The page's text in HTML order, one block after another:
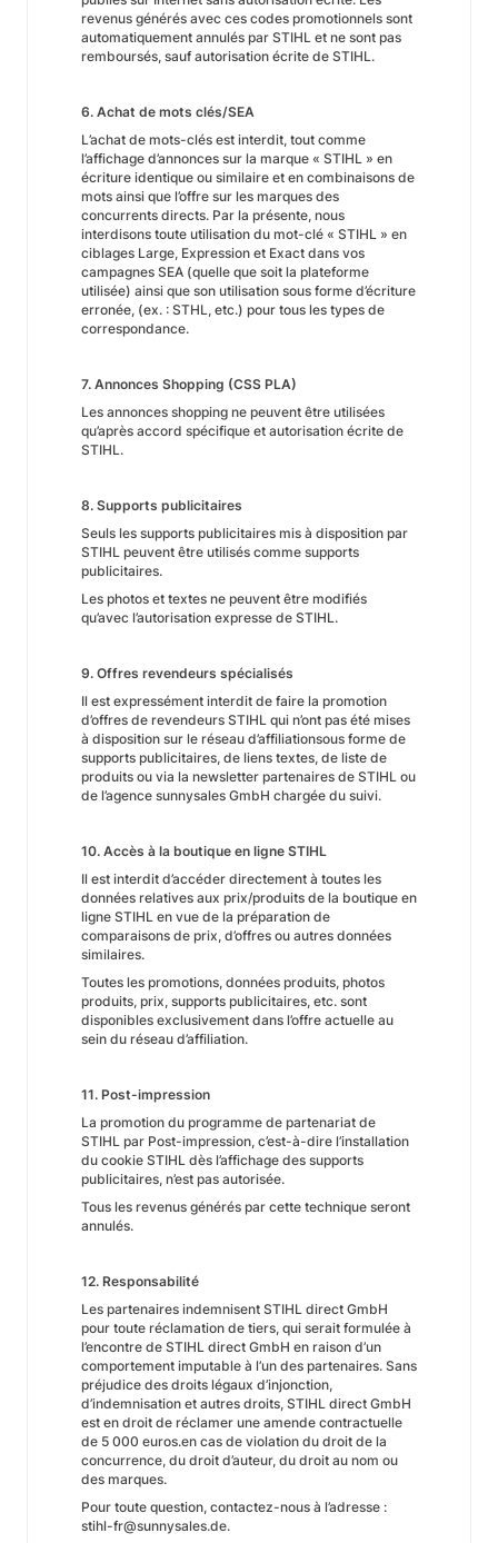
revenus générés avec ces codes promotionnels sont
automatiquement annulés par STIHL et ne sont pas
remboursés, sauf autorisation écrite de STIHL.
6. Achat de mots clés/SEA
L’achat de mots-clés est interdit, tout comme
l’affichage d’annonces sur la marque « STIHL » en
écriture identique ou similaire et en combinaisons de
mots ainsi que l’offre sur les marques des
concurrents directs. Par la présente, nous
interdisons toute utilisation du mot-clé « STIHL » en
ciblages Large, Expression et Exact dans vos
campagnes SEA (quelle que soit la plateforme
utilisée) ainsi que son utilisation sous forme d’écriture
erronée, (ex. : STHL, etc.) pour tous les types de
correspondance.
7. Annonces Shopping (CSS PLA)
Les annonces shopping ne peuvent être utilisées
qu’après accord spécifique et autorisation écrite de
STIHL.
8. Supports publicitaires
Seuls les supports publicitaires mis à disposition par
STIHL peuvent être utilisés comme supports
publicitaires.
Les photos et textes ne peuvent être modifiés
qu’avec l’autorisation expresse de STIHL.
9. Offres revendeurs spécialisés
Il est expressément interdit de faire la promotion
d’offres de revendeurs STIHL qui n’ont pas été mises
à disposition sur le réseau d’affiliationsous forme de
supports publicitaires, de liens textes, de liste de
produits ou via la newsletter partenaires de STIHL ou
de l’agence sunnysales GmbH chargée du suivi.
10. Accès à la boutique en ligne STIHL
Il est interdit d’accéder directement à toutes les
données relatives aux prix/produits de la boutique en
ligne STIHL en vue de la préparation de
comparaisons de prix, d’offres ou autres données
similaires.
Toutes les promotions, données produits, photos
produits, prix, supports publicitaires, etc. sont
disponibles exclusivement dans l’offre actuelle au
sein du réseau d’affiliation.
11. Post-impression
La promotion du programme de partenariat de
STIHL par Post-impression, c’est-à-dire l’installation
du cookie STIHL dès l’affichage des supports
publicitaires, n’est pas autorisée.
Tous les revenus générés par cette technique seront
annulés.
12. Responsabilité
Les partenaires indemnisent STIHL direct GmbH
pour toute réclamation de tiers, qui serait formulée à
l’encontre de STIHL direct GmbH en raison d’un
comportement imputable à l’un des partenaires. Sans
préjudice des droits légaux d’injonction,
d’indemnisation et autres droits, STIHL direct GmbH
est en droit de réclamer une amende contractuelle
de 5 000 euros.en cas de violation du droit de la
concurrence, du droit d’auteur, du droit au nom ou
des marques.
Pour toute question, contactez-nous à l’adresse :
stihl-fr@sunnysales.de.